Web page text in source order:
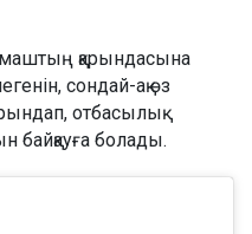
қарындасына
сондай-ақ өз
отбасылық
байқауға болады.